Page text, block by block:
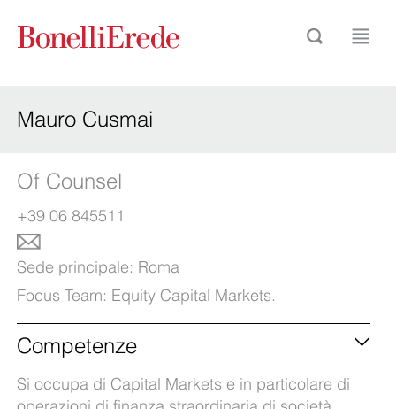
Mauro Cusmai
Of Counsel
+39 06 845511
Sede principale: Roma
Focus Team: Equity Capital Markets.
Competenze
Si occupa di Capital Markets e in particolare di